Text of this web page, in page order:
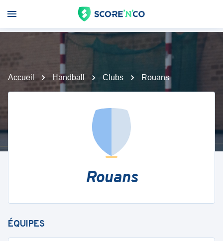
Accueil Handball Clubs Rouans
Rouans
ÉQUIPES